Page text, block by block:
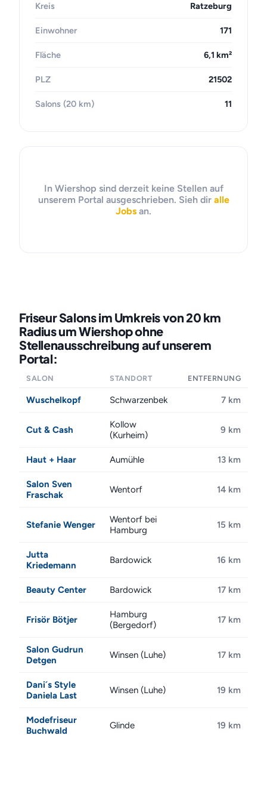
Kreis Ratzeburg
Einwohner 171
Fläche 6,1 km²
PLZ 21502
Salons (20 km) 11
In Wiershop sind derzeit keine Stellen auf
unserem Portal ausgeschrieben. Sieh dir alle
Jobs an.
Friseur Salons im Umkreis von 20 km
Radius um Wiershop ohne
Stellenausschreibung auf unserem
Portal:
SALON STANDORT ENTFERNUNG
Wuschelkopf Schwarzenbek 7 km
Cut & Cash
Kollow
(Kurheim)
9 km
Haut + Haar Aumühle 13 km
Salon Sven
Fraschak
Wentorf 14 km
Stefanie Wenger
Wentorf bei
Hamburg
15 km
Jutta
Kriedemann
Bardowick 16 km
Beauty Center Bardowick 17 km
Frisör Bötjer
Hamburg
(Bergedorf)
17 km
Salon Gudrun
Detgen
Winsen (Luhe) 17 km
Dani´s Style
Daniela Last
Winsen (Luhe) 19 km
Modefriseur
Buchwald
Glinde 19 km